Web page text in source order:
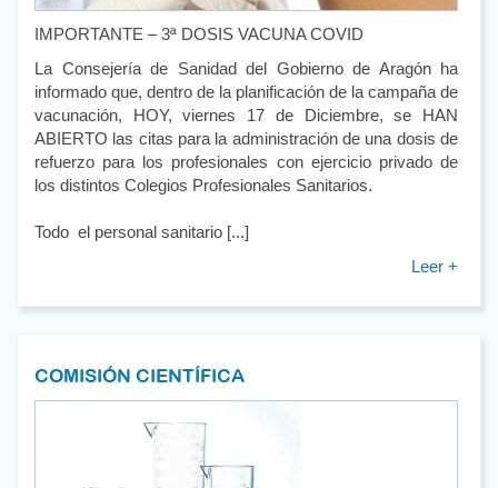
IMPORTANTE – 3ª DOSIS VACUNA COVID
La Consejería de Sanidad del Gobierno de Aragón ha
informado que, dentro de la planificación de la campaña de
vacunación, HOY, viernes 17 de Diciembre, se HAN
ABIERTO las citas para la administración de una dosis de
refuerzo para los profesionales con ejercicio privado de
los distintos Colegios Profesionales Sanitarios.
Todo el personal sanitario [...]
Leer +
COMISIÓN CIENTÍFICA